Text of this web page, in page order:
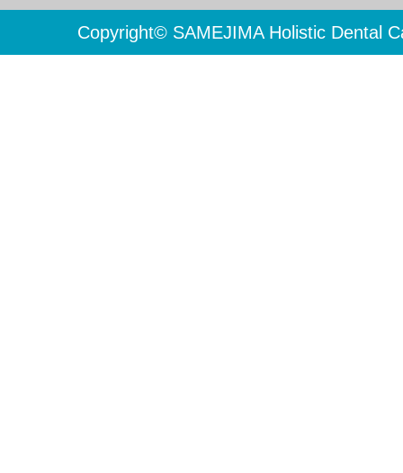
Copyright© SAMEJIMA Holistic Dental